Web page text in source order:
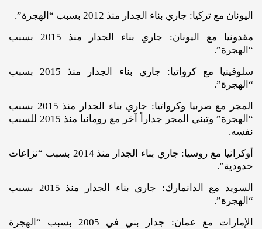
اليونان مع تركيا: جاري بناء الجدار منذ 2012 بسبب “الهجرة”.
مقدونيا مع اليونان: جاري بناء الجدار منذ 2015 بسبب
“الهجرة”.
سلوفينيا مع كرواتيا: جاري بناء الجدار منذ 2015 بسبب
“الهجرة”.
المجر مع صربيا وكرواتيا: جاري بناء الجدار منذ 2015 بسبب
“الهجرة” وتبني المجر جداراً آخر مع رومانيا منذ 2015 للسبب
نفسه.
أوكرانيا مع روسيا: جاري بناء الجدار منذ 2014 بسبب “نزاعات
حدودية”.
السويد مع الدانمارك: جاري بناء الجدار منذ 2015 بسبب
“الهجرة”.
الإمارات مع عمان: جدار بني في 2005 بسبب “الهجرة